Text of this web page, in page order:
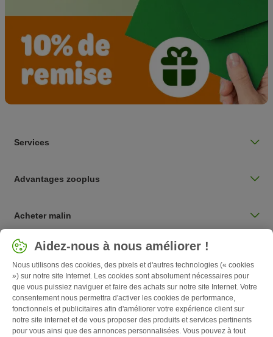
Services
Advantages zooplus
Acheter malin
Sélectionnez votre pays
Belgique / BE
Follow zooplus
Aidez-nous à nous améliorer !
Nous utilisons des cookies, des pixels et d'autres technologies (« cookies
») sur notre site Internet. Les cookies sont absolument nécessaires pour
que vous puissiez naviguer et faire des achats sur notre site Internet. Votre
consentement nous permettra d'activer les cookies de performance,
fonctionnels et publicitaires afin d'améliorer votre expérience client sur
notre site internet et de vous proposer des produits et services pertinents
pour vous ainsi que des annonces personnalisées. Vous pouvez à tout